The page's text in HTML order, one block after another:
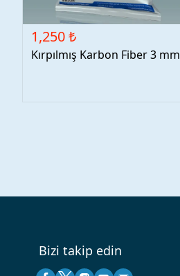
1,250 ₺
Kırpılmış Karbon Fiber 3 mm
Bizi takip edin